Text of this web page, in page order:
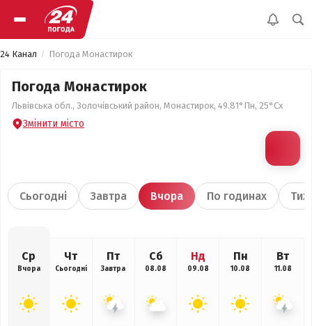
24 Канал Погода Монастирок
Погода Монастирок
Львівська обл., Золочівський район, Монастирок, 49.81°Пн, 25°Сх
Змінити місто
Сьогодні Завтра Вчора По годинах
Ср
Вчора
Чт
Сьогодні
Пт
Завтра
Сб
08.08
Нд
09.08
Пн
10.08
Вт
11.08